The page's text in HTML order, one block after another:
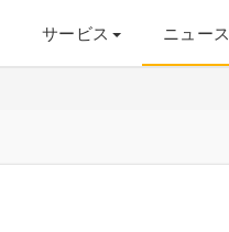
サービス ニュース